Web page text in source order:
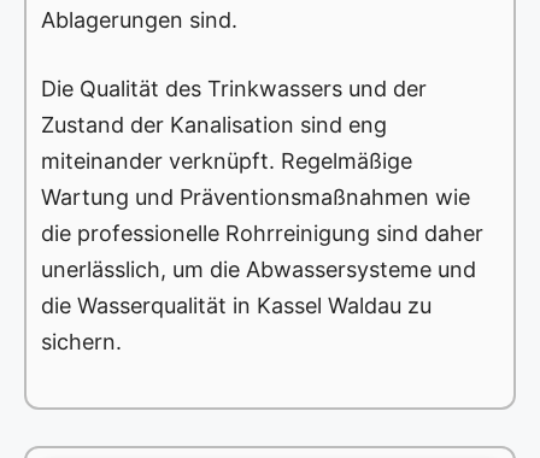
Ablagerungen sind.
Die Qualität des Trinkwassers und der
Zustand der Kanalisation sind eng
miteinander verknüpft. Regelmäßige
Wartung und Präventionsmaßnahmen wie
die professionelle Rohrreinigung sind daher
unerlässlich, um die Abwassersysteme und
die Wasserqualität in Kassel Waldau zu
sichern.